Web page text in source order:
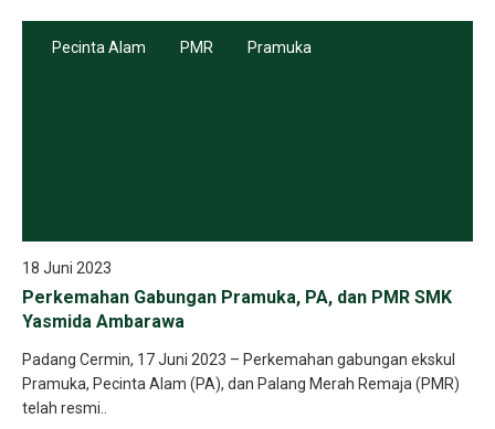
Pecinta Alam PMR Pramuka
18 Juni 2023
Perkemahan Gabungan Pramuka, PA, dan PMR SMK
Yasmida Ambarawa
Padang Cermin, 17 Juni 2023 – Perkemahan gabungan ekskul
Pramuka, Pecinta Alam (PA), dan Palang Merah Remaja (PMR)
telah resmi..